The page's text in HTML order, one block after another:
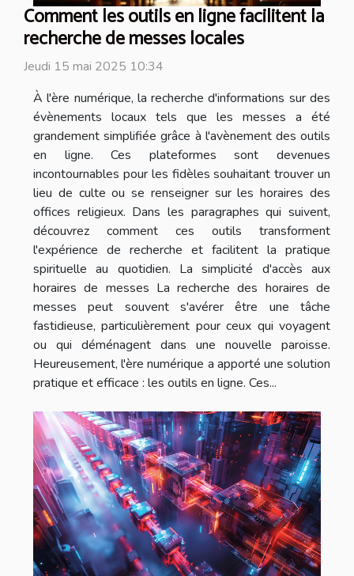
Comment les outils en ligne facilitent la
recherche de messes locales
Jeudi 15 mai 2025 10:34
À l'ère numérique, la recherche d'informations sur des
évènements locaux tels que les messes a été
grandement simplifiée grâce à l'avènement des outils
en ligne. Ces plateformes sont devenues
incontournables pour les fidèles souhaitant trouver un
lieu de culte ou se renseigner sur les horaires des
offices religieux. Dans les paragraphes qui suivent,
découvrez comment ces outils transforment
l'expérience de recherche et facilitent la pratique
spirituelle au quotidien. La simplicité d'accès aux
horaires de messes La recherche des horaires de
messes peut souvent s'avérer être une tâche
fastidieuse, particulièrement pour ceux qui voyagent
ou qui déménagent dans une nouvelle paroisse.
Heureusement, l'ère numérique a apporté une solution
pratique et efficace : les outils en ligne. Ces...